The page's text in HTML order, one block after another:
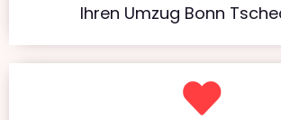
Ihren Umzug Bonn